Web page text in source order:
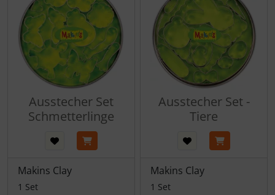
Ausstecher Set
Schmetterlinge
Makins Clay
1 Set
Ausstecher Set -
Tiere
Makins Clay
1 Set